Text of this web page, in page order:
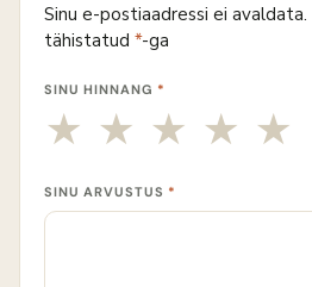
Sinu e-postiaadressi ei avaldata.
tähistatud *-ga
SINU HINNANG *
SINU ARVUSTUS *